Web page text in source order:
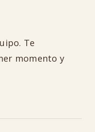
Te
momento y